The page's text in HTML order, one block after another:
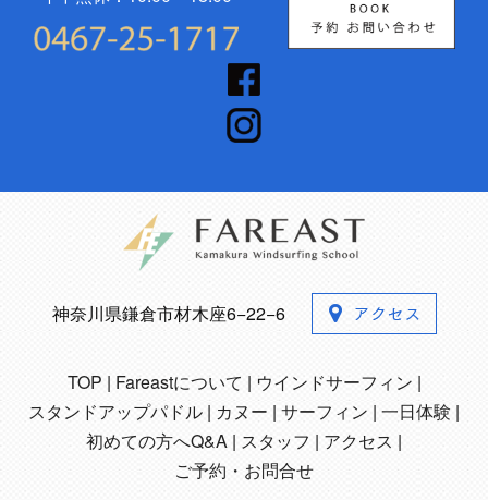
神奈川県鎌倉市材木座6−22−6
TOP Fareastについて
ウインドサーフィン
スタンドアップパドル
カヌー サーフィン 一日体験
初めての方へQ&A
スタッフ
アクセス
ご予約・お問合せ